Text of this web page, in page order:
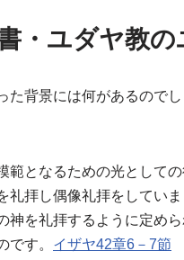
・ユダヤ教
た背景には何があるので
範となるための光として
礼拝し偶像礼拝をしてい
神を礼拝するように定め
です。 イザヤ42章6－7節